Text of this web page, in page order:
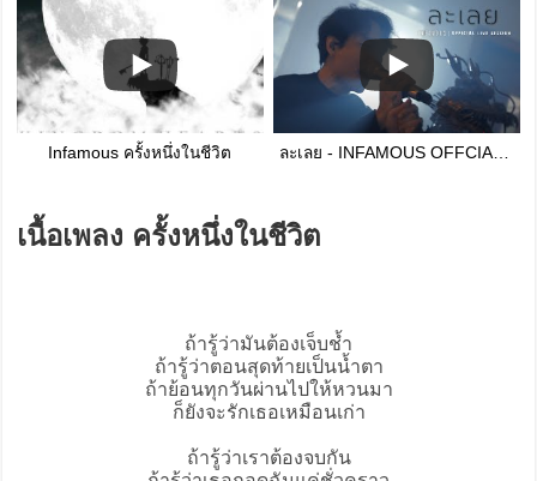
Infamous ครั้งหนึ่งในชีวิต ละเลย - INFAMOUS OFFCIAL LIVE SESSION
เนื้อเพลง ครั้งหนึ่งในชีวิต
ถ้ารู้ว่ามันต้องเจ็บช้ำ
ถ้ารู้ว่าตอนสุดท้ายเป็นน้ำตา
ถ้าย้อนทุกวันผ่านไปให้หวนมา
ก็ยังจะรักเธอเหมือนเก่า
ถ้ารู้ว่าเราต้องจบกัน